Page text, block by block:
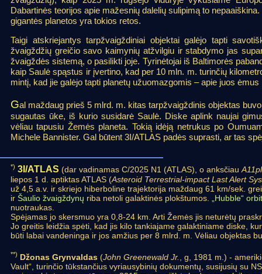
Dabartinės teorijos apie mažesnių dalelių sulipimą to
gigantės planetos yra tokios retos.
Taigi atskriejantys tarpžvaigždiniai objektai galėjo tapti
žvaigždžių greičio savo kaimynių atžvilgiu ir stabdymo jas
žvaigždės sistemą, o pasilikti joje. Tyrinėtojai iš Baltimorės
kaip Saulė spąstus ir įvertino, kad per 10 mln. m. turinčių
mintį, kad jie galėjo tapti planetų užuomazgomis – apie juos
Gal maždaug prieš 5 mlrd. m. kitas tarpžvaigždinis objektas
sugautas ūke, iš kurio susidarė Saulė. Diske aplink naujai
vėliau tapusiu Žemės planeta. Tokią idėją netrukus po
Michele Bannister. Gal būtent 3I/ATLAS padės suprasti, ar tas
*) 3I/ATLAS (dar vadinamas C/2025 N1 (ATLAS), o anksčiau
liepos 1 d. aptiktas ATLAS (Asteroid Terrestrial-impact Last Alert
už 4,5 a.v. ir skriejo hiberboline trajektorija maždaug 61 km/sek.
ir Šaulio žvaigždynų riba netoli galaktinės plokštumos.
„Hubble“
nuotraukas.
Spėjamas jo skersmuo yra 0,8-24 km. Arti Žemės jis neturėtų
Jo greitis leidžia spėti, kad jis kilo tankiajame galaktiniame diske,
būti labai vandeninga ir jos amžius per 8 mlrd. m. Vėliau objektas
**) Džonas Grynvaldas (John Greenewald Jr.
, g, 1981 m.) -
Vault“, turinčio tūkstančius vyriausybinių dokumentų, susijusių su